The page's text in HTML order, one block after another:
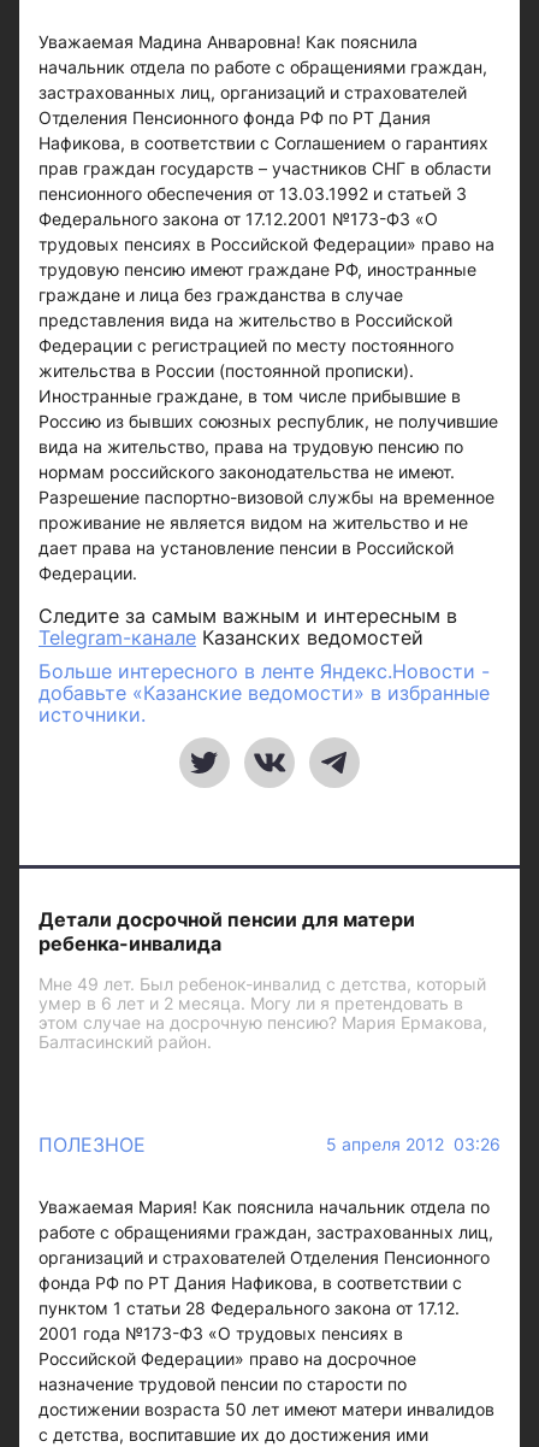
Уважаемая Мадина Анваровна! Как пояснила
начальник отдела по работе с обращениями граждан,
застрахованных лиц, организаций и страхователей
Отделения Пенсионного фонда РФ по РТ Дания
Нафикова, в соответствии с Соглашением о гарантиях
прав граждан государств – участников СНГ в области
пенсионного обеспечения от 13.03.1992 и статьей 3
Федерального закона от 17.12.2001 №173-ФЗ «О
трудовых пенсиях в Российской Федерации» право на
трудовую пенсию имеют граждане РФ, иностранные
граждане и лица без гражданства в случае
представления вида на жительство в Российской
Федерации с регистрацией по месту постоянного
жительства в России (постоянной прописки).
Иностранные граждане, в том числе прибывшие в
Россию из бывших союзных республик, не получившие
вида на жительство, права на трудовую пенсию по
нормам российского законодательства не имеют.
Разрешение паспортно-визовой службы на временное
проживание не является видом на жительство и не
дает права на установление пенсии в Российской
Федерации.
Следите за самым важным и интересным в
Telegram-канале Казанских ведомостей
Больше интересного в ленте Яндекс.Новости -
добавьте «Казанские ведомости» в избранные
источники.
Детали досрочной пенсии для матери
ребенка-инвалида
Мне 49 лет. Был ребенок-инвалид с детства, который
умер в 6 лет и 2 месяца. Могу ли я претендовать в
этом случае на досрочную пенсию? Мария Ермакова,
Балтасинский район.
ПОЛЕЗНОЕ 5 апреля 2012 03:26
Уважаемая Мария! Как пояснила начальник отдела по
работе с обращениями граждан, застрахованных лиц,
организаций и страхователей Отделения Пенсионного
фонда РФ по РТ Дания Нафикова, в соответствии с
пунктом 1 статьи 28 Федерального закона от 17.12.
2001 года №173-ФЗ «О трудовых пенсиях в
Российской Федерации» право на досрочное
назначение трудовой пенсии по старости по
достижении возраста 50 лет имеют матери инвалидов
с детства, воспитавшие их до достижения ими